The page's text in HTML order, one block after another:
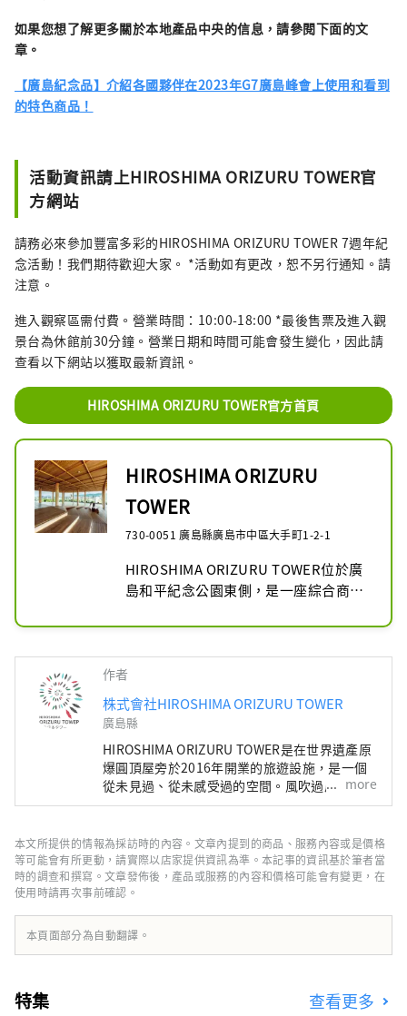
如果您想了解更多關於本地產品中央的信息，請參閱下面的文
章。
【廣島紀念品】介紹各國夥伴在2023年G7廣島峰會上使用和看到
的特色商品！
活動資訊請上HIROSHIMA ORIZURU TOWER官
方網站
請務必來參加豐富多彩的HIROSHIMA ORIZURU TOWER 7週年紀
念活動！我們期待歡迎大家。 *活動如有更改，恕不另行通知。請
注意。
進入觀察區需付費。營業時間：10:00-18:00 *最後售票及進入觀
景台為休館前30分鐘。營業日期和時間可能會發生變化，因此請
查看以下網站以獲取最新資訊。
HIROSHIMA ORIZURU TOWER官方首頁
HIROSHIMA ORIZURU
TOWER
730-0051 廣島縣廣島市中區大手町1-2-1
HIROSHIMA ORIZURU TOWER位於廣
島和平紀念公園東側，是一座綜合商業
圓頂屋和城市全景的屋頂觀景台“廣島
之丘”、可體驗各種數碼娛樂設施的12
樓“折鶴廣場”、匯集了廣島最優質產
品的"廣島IPPIN"，以及可在觀光或餐
廳散步時可光顧的咖啡館。
作者
株式會社HIROSHIMA ORIZURU TOWER
廣島縣
HIROSHIMA ORIZURU TOWER是在世界遺產原
爆圓頂屋旁於2016年開業的旅遊設施，是一個
從未見過、從未感受過的空間。風吹過屋頂的展
望台，可以看到和平紀念公園、原子彈爆炸圓頂
12樓的折鶴廣場，可以嘗試用特殊的摺紙折出
一隻鶴，放入約50m高的玻璃折鶴牆中。此
外，一樓還設有販售當地喜愛的產品的物產店和
可品嚐廣島食材的咖啡廳。
more
本文所提供的情報為採訪時的內容。文章內提到的商品、服務內容或是價格
等可能會有所更動，請實際以店家提供資訊為準。本記事的資訊基於筆者當
時的調查和撰寫。文章發佈後，產品或服務的內容和價格可能會有變更，在
使用時請再次事前確認。
本頁面部分為自動翻譯。
特集 查看更多